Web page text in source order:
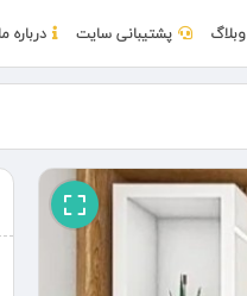
وبلاگ پشتیبانی سایت درباره ما